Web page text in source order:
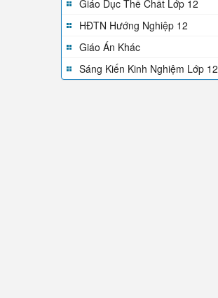
Giáo Dục Thể Chất Lớp 12
HĐTN Hướng Nghiệp 12
Giáo Án Khác
Sáng Kiến Kinh Nghiệm Lớp 12